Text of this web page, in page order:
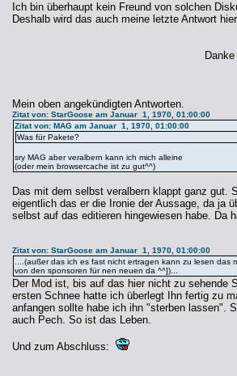
Ich bin überhaupt kein Freund von solchen
Deshalb wird das auch meine letzte Antwort
Mein oben angekündigten Antworten.
Zitat von: StarGoose am Januar 1, 1970, 01:00:00
Zitat von: MAG am Januar 1, 1970, 01:00:00
Was für Pakete?
sry MAG aber veralbern kann ich mich alleine
(oder mein browsercache ist zu gut^^)
Das mit dem selbst veralbern klappt ganz gut.
eigentlich das er die Ironie der Aussage, da ja
selbst auf das editieren hingewiesen habe. Da
Zitat von: StarGoose am Januar 1, 1970, 01:00:00
....(außer das ich es fast nicht ertragen kann zu lesen
von den sponsoren für nen neuen da ^^])...
Der Mod ist, bis auf das hier nicht zu sehende
ersten Schnee hatte ich überlegt Ihn fertig zu
anfangen sollte habe ich ihn "sterben lassen".
auch Pech. So ist das Leben.
Und zum Abschluss: